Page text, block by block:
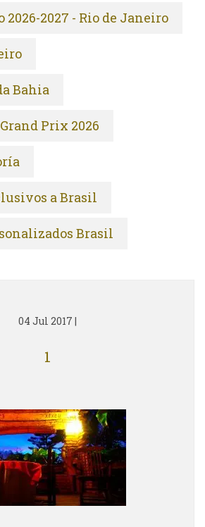
2026-2027 - Rio de Janeiro
Bahia
Prix 2026
a Brasil
Brasil
04 Jul 2017 |
1